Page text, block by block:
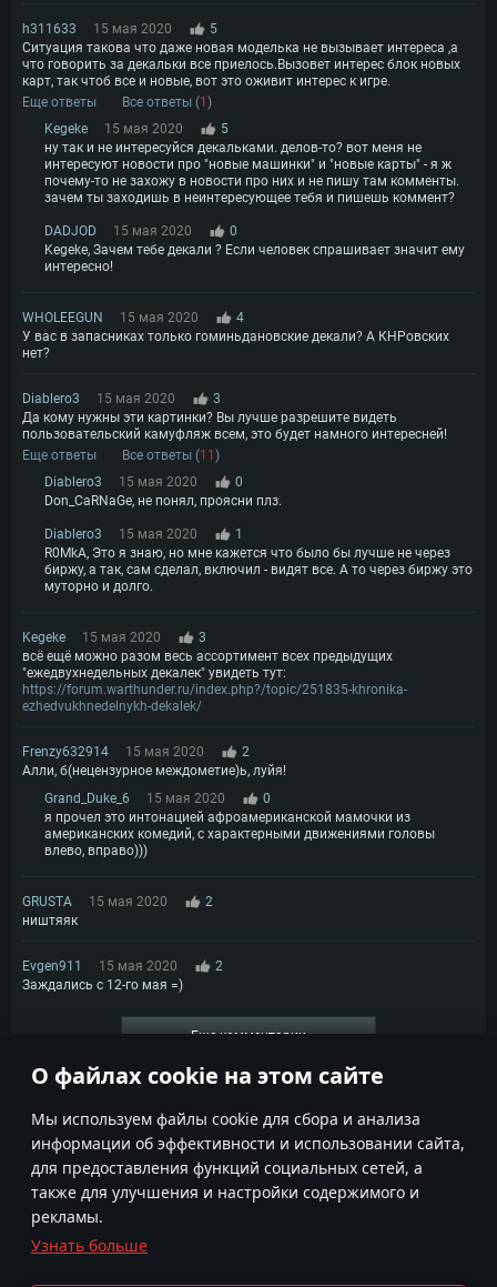
О файлах cookie на этом сайте
Мы используем файлы cookie для сбора и анализа
информации об эффективности и использовании сайта,
для предоставления функций социальных сетей, а
также для улучшения и настройки содержимого и
рекламы.
Узнать больше
h311633 15 мая 2020
5
Ситуация такова что даже новая моделька не вызывает интереса ,а
что говорить за декальки все приелось.Вызовет интерес блок новых
карт, так чтоб все и новые, вот это оживит интерес к игре.
Еще ответы
Все ответы (1)
Kegeke
15 мая 2020
5
ну так и не интересуйся декальками. делов-то? вот меня не
интересуют новости про "новые машинки" и "новые карты" - я ж
почему-то не захожу в новости про них и не пишу там комменты.
зачем ты заходишь в неинтересующее тебя и пишешь коммент?
DADJOD 15 мая 2020
0
Kegeke, Зачем тебе декали ? Если человек спрашивает значит ему
интересно!
WHOLEEGUN 15 мая 2020
4
У вас в запасниках только гоминьдановские декали? А КНРовских
нет?
Diablero3 15 мая 2020
3
Да кому нужны эти картинки? Вы лучше разрешите видеть
пользовательский камуфляж всем, это будет намного интересней!
Еще ответы
Все ответы (11)
Diablero3
15 мая 2020
0
Don_CaRNaGe, не понял, проясни плз.
Diablero3 15 мая 2020
1
R0MkA, Это я знаю, но мне кажется что было бы лучше не через
биржу, а так, сам сделал, включил - видят все. А то через биржу это
муторно и долго.
Kegeke 15 мая 2020
3
всё ещё можно разом весь ассортимент всех предыдущих
"ежедвухнедельных декалек" увидеть тут:
https://forum.warthunder.ru/index.php?/topic/251835-khronika-
ezhedvukhnedelnykh-dekalek/
Frenzy632914 15 мая 2020
2
Алли, б(нецензурное междометие)ь, луйя!
Grand_Duke_6
15 мая 2020
0
я прочел это интонацией афроамериканской мамочки из
американских комедий, с характерными движениями головы
влево, вправо)))
GRUSTA 15 мая 2020
2
ништяяк
Evgen911 15 мая 2020
2
Заждались с 12-го мая =)
Еще комментарии